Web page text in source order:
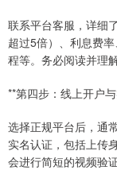
联系平台客服，详细
超过5倍）、利息费
程等。务必阅读并理
**第四步：线上开户
选择正规平台后，通
实名认证，包括上传
会进行简短的视频验